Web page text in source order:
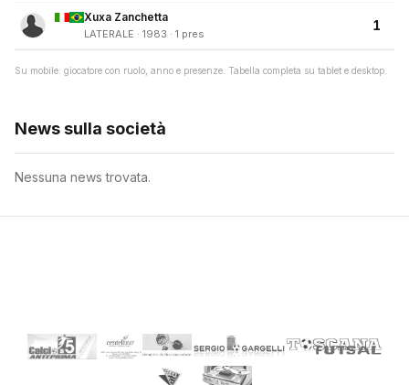
Xuxa Zanchetta
LATERALE · 1983 · 1 pres
1
Su mobile: giocatore con ruolo, anno e presenze. Tabella completa su tablet e desktop.
News sulla società
Nessuna news trovata.